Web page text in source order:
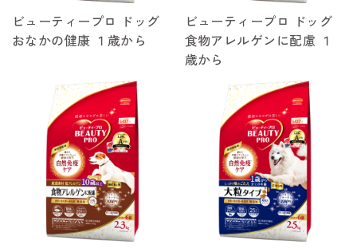
ビューティープロ ドッグ
おなかの健康 １歳から
ビューティープロ ドッグ
食物アレルゲンに配慮 １
歳から